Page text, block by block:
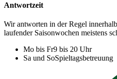
Antwortzeit
Wir antworten in der Regel
laufender Saisonwochen meistens
Mo bis Fr9 bis 20 Uhr
Sa und SoSpieltagsbetreuung